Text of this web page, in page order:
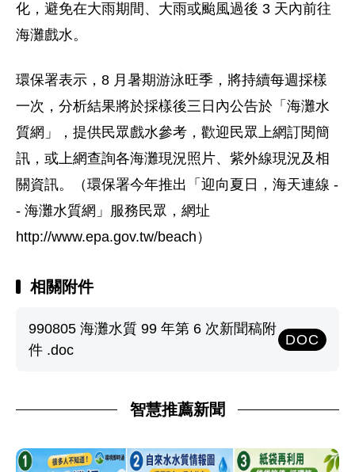
化，避免在大雨期間、大雨或颱風過後 3 天內前往
海灘戲水。
環保署表示，8 月暑期游泳旺季，將持續每週採樣
一次，分析結果將於採樣後三日內公告於「海灘水
質網」，提供民眾戲水參考，歡迎民眾上網訂閱簡
訊，或上網查詢各海灘現況照片、紫外線現況及相
關資訊。（環保署今年推出「迎向夏日，海天連線 -
- 海灘水質網」服務民眾，網址
http://www.epa.gov.tw/beach）
相關附件
990805 海灘水質 99 年第 6 次新聞稿附
件 .doc
DOC
智慧推薦新聞